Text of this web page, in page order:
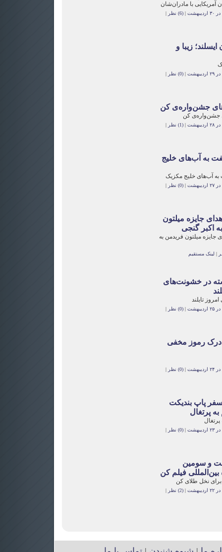
آمریکایی با مادران‌شان
|(6) نظر |
زیبا و
|(0) نظر |
جشن‌واره‌ی کن
جشن‌واره‌ی کن
|(1) نظر |
به آب‌های خلیج
آب‌های خلیج مکزیک
|(0) نظر |
جایزه میلتون
اکبر گنجی
جایزه میلتون فریدمن به
| لینک مستقیم
در خشونت‌های
تایلند
|(0) نظر |
درک رموز مخفی
|(0) نظر |
پاپ بنديکت
پرتغال
|(0) نظر |
و سومین
فیلم کن
برای نخل طلای کن
|(2) نظر |